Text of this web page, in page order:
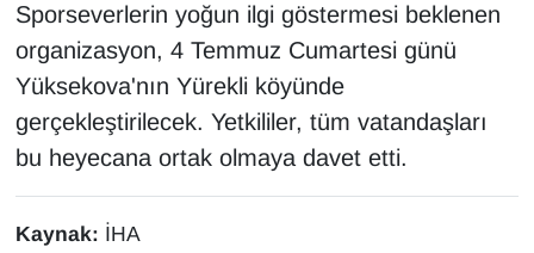
Sporseverlerin yoğun ilgi göstermesi beklenen
organizasyon, 4 Temmuz Cumartesi günü
Yüksekova'nın Yürekli köyünde
gerçekleştirilecek. Yetkililer, tüm vatandaşları
bu heyecana ortak olmaya davet etti.
Kaynak: İHA
MAGAZİN
MEDYA
ONE EKONOMİ